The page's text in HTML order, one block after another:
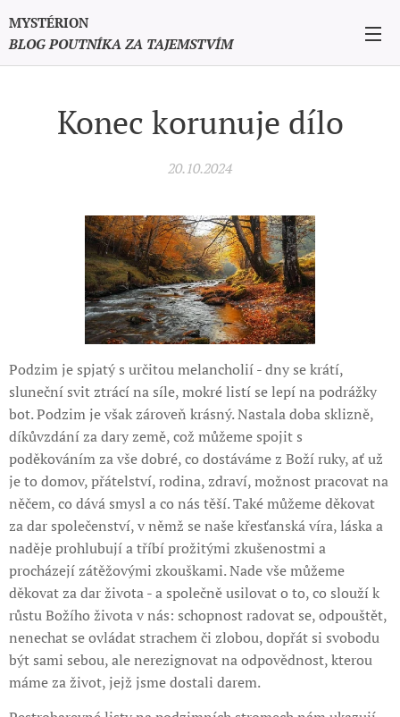
MYSTÉRION
BLOG POUTNÍKA ZA TAJEMSTVÍM
Konec korunuje dílo
20.10.2024
Podzim je spjatý s určitou melancholií - dny se krátí,
sluneční svit ztrácí na síle, mokré listí se lepí na podrážky
bot. Podzim je však zároveň krásný. Nastala doba sklizně,
díkůvzdání za dary země, což můžeme spojit s
poděkováním za vše dobré, co dostáváme z Boží ruky, ať už
je to domov, přátelství, rodina, zdraví, možnost pracovat na
něčem, co dává smysl a co nás těší. Také můžeme děkovat
za dar společenství, v němž se naše křesťanská víra, láska a
naděje prohlubují a tříbí prožitými zkušenostmi a
procházejí zátěžovými zkouškami. Nade vše můžeme
děkovat za dar života - a společně usilovat o to, co slouží k
růstu Božího života v nás: schopnost radovat se, odpouštět,
nenechat se ovládat strachem či zlobou, dopřát si svobodu
být sami sebou, ale nerezignovat na odpovědnost, kterou
máme za život, jejž jsme dostali darem.